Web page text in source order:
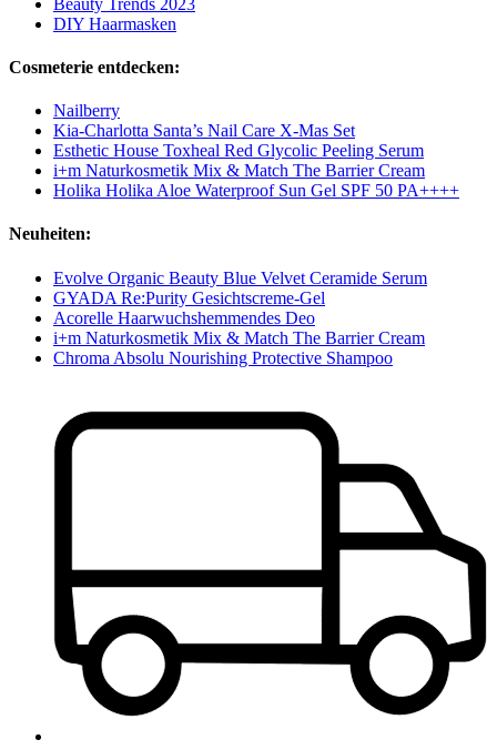
DIY Haarmasken
Cosmeterie entdecken:
Nailberry
Kia-Charlotta Santa’s Nail Care X-Mas Set
Esthetic House Toxheal Red Glycolic Peeling Serum
i+m Naturkosmetik Mix & Match The Barrier Cream
Holika Holika Aloe Waterproof Sun Gel SPF 50 PA++++
Neuheiten:
Evolve Organic Beauty Blue Velvet Ceramide Serum
GYADA Re:Purity Gesichtscreme-Gel
Acorelle Haarwuchshemmendes Deo
i+m Naturkosmetik Mix & Match The Barrier Cream
Chroma Absolu Nourishing Protective Shampoo